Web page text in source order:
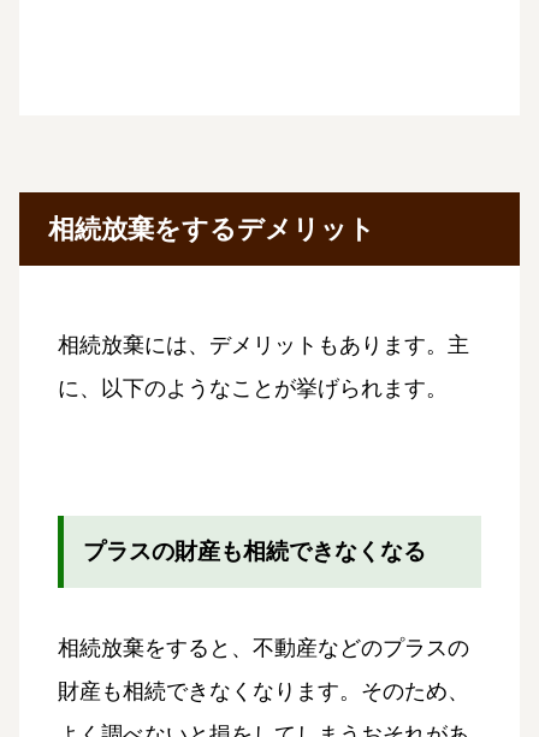
相続放棄をするデメリット
相続放棄には、デメリットもあります。主
に、以下のようなことが挙げられます。
プラスの財産も相続できなくなる
相続放棄をすると、不動産などのプラスの
財産も相続できなくなります。そのため、